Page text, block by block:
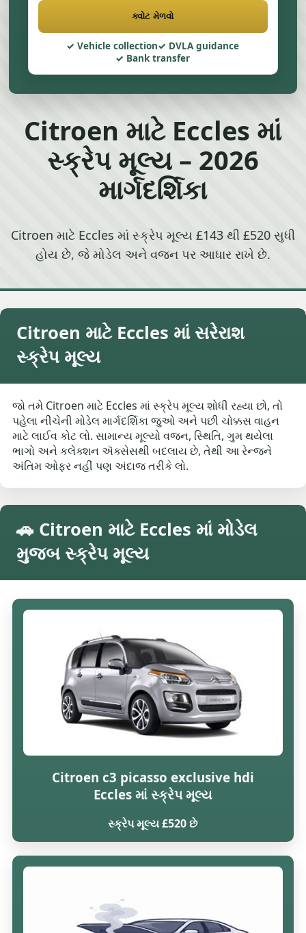
ક્વોટ મેળવો
Vehicle collection
DVLA guidance
Bank transfer
Citroen માટે Eccles માં
સ્ક્રેપ મૂલ્ય – 2026
માર્ગદર્શિકા
Citroen માટે Eccles માં સ્ક્રેપ મૂલ્ય £143 થી £520 સુધી
હોય છે, જે મોડેલ અને વજન પર આધાર રાખે છે.
Citroen માટે Eccles માં સરેરાશ
સ્ક્રેપ મૂલ્ય
જો તમે Citroen માટે Eccles માં સ્ક્રેપ મૂલ્ય શોધી રહ્યા છો, તો
પહેલા નીચેની મોડેલ માર્ગદર્શિકા જુઓ અને પછી ચોક્કસ વાહન
માટે લાઈવ કોટ લો. સામાન્ય મૂલ્યો વજન, સ્થિતિ, ગુમ થયેલા
ભાગો અને કલેક્શન ઍક્સેસથી બદલાય છે, તેથી આ રેન્જને
અંતિમ ઓફર નહીં પણ અંદાજ તરીકે લો.
🚗 Citroen માટે Eccles માં મોડેલ
મુજબ સ્ક્રેપ મૂલ્ય
Citroen c3 picasso exclusive hdi
Eccles માં સ્ક્રેપ મૂલ્ય
સ્ક્રેપ મૂલ્ય £520 છે